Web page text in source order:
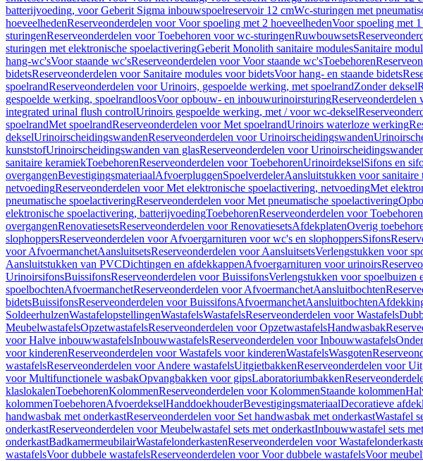
batterijvoeding, voor Geberit Sigma inbouwspoelreservoir 12 cmWc-sturingen met
hoeveelhedenReserveonderdelen voor Voor spoeling met 2 hoeveelhedenVoor spoeling met
sturingenReserveonderdelen voor Toebehoren voor wc-sturingenRuwbouwsets
sturingen met elektronische spoelactiveringGeberit Monolith sanitaire modulesSanitaire
hang-wc'sVoor staande wc'sReserveonderdelen voor Voor staande wc'sToebehoren
bidetsReserveonderdelen voor Sanitaire modules voor bidetsVoor hang- en staande bidets
spoelrandReserveonderdelen voor Urinoirs, gespoelde werking, met spoelrandZonder deksel
gespoelde werking, spoelrandloosVoor opbouw- en inbouwurinoirsturing
integrated urinal flush controlUrinoirs gespoelde werking, met / voor wc-deksel
spoelrandMet spoelrandReserveonderdelen voor Met spoelrandUrinoirs waterloze werking
dekselUrinoirscheidingswandenReserveonderdelen voor Urinoirscheidingswanden
kunststofUrinoirscheidingswanden van glasReserveonderdelen voor
sanitaire keramiekToebehorenReserveonderdelen voor ToebehorenUrinoirdekselSifons en
overgangenBevestigingsmateriaalAfvoerpluggenSpoelverdelerAansluitstukken voor sanitaire
netvoedingReserveonderdelen voor Met elektronische spoelactivering, netvoedingMet
pneumatische spoelactiveringReserveonderdelen voor Met pneumatische spoelactivering
elektronische spoelactivering, batterijvoedingToebehorenReserveonderdelen voor Toebehoren
overgangenRenovatiesetsReserveonderdelen voor RenovatiesetsAfdekplatenOverig
slophoppersReserveonderdelen voor Afvoergarnituren voor wc's en slophoppersSifons
voor AfvoermanchetAansluitsetsReserveonderdelen voor AansluitsetsVerlengstukken voor
Aansluitstukken van PVCDichtingen en afdekkappenAfvoergarnituren voor urinoirs
UrinoirsifonsBuissifonsReserveonderdelen voor BuissifonsVerlengstukken voor spoelbuizen
spoelbochtenAfvoermanchetReserveonderdelen voor AfvoermanchetAansluitbochten
bidetsBuissifonsReserveonderdelen voor BuissifonsAfvoermanchetAansluitbochten
SoldeerhulzenWastafelopstellingenWastafelsWastafelsReserveonderdelen voor Wastafels
MeubelwastafelsOpzetwastafelsReserveonderdelen voor OpzetwastafelsHandwasbak
voor Halve inbouwwastafelsInbouwwastafelsReserveonderdelen voor Inbouwwastafels
voor kinderenReserveonderdelen voor Wastafels voor kinderenWastafelsWasgoten
wastafelsReserveonderdelen voor Andere wastafelsUitgietbakkenReserveonderdelen voor
voor Multifunctionele wasbakOpvangbakken voor gipsLaboratoriumbakken
klaslokalenToebehorenKolommenReserveonderdelen voor KolommenStaande kolommen
kolommenToebehorenAfvoerdekselHanddoekhouderBevestigingsmateriaalDecoratieve
handwasbak met onderkastReserveonderdelen voor Set handwasbak met onderkastWastafel
onderkastReserveonderdelen voor Meubelwastafel sets met onderkastInbouwwastafel sets
onderkastBadkamermeubilairWastafelonderkastenReserveonderdelen voor
wastafelsVoor dubbele wastafelsReserveonderdelen voor Voor dubbele wastafelsVoor